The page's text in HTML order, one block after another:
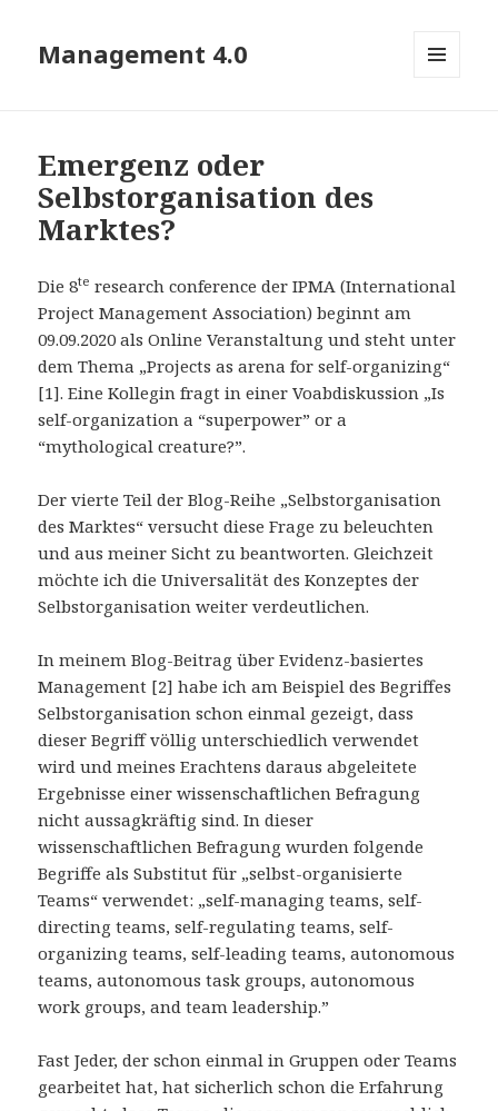
Management 4.0
Emergenz oder
Selbstorganisation des
Marktes?
Die 8te research conference der IPMA (International
Project Management Association) beginnt am
09.09.2020 als Online Veranstaltung und steht unter
dem Thema „Projects as arena for self-organizing“
[1]. Eine Kollegin fragt in einer Voabdiskussion „Is
self-organization a “superpower” or a
“mythological creature?”.
Der vierte Teil der Blog-Reihe „Selbstorganisation
des Marktes“ versucht diese Frage zu beleuchten
und aus meiner Sicht zu beantworten. Gleichzeit
möchte ich die Universalität des Konzeptes der
Selbstorganisation weiter verdeutlichen.
In meinem Blog-Beitrag über Evidenz-basiertes
Management [2] habe ich am Beispiel des Begriffes
Selbstorganisation schon einmal gezeigt, dass
dieser Begriff völlig unterschiedlich verwendet
wird und meines Erachtens daraus abgeleitete
Ergebnisse einer wissenschaftlichen Befragung
nicht aussagkräftig sind. In dieser
wissenschaftlichen Befragung wurden folgende
Begriffe als Substitut für „selbst-organisierte
Teams“ verwendet: „self-managing teams, self-
directing teams, self-regulating teams, self-
organizing teams, self-leading teams, autonomous
teams, autonomous task groups, autonomous
work groups, and team leadership.”
Fast Jeder, der schon einmal in Gruppen oder Teams
gearbeitet hat, hat sicherlich schon die Erfahrung